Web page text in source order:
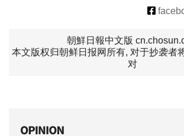
朝鮮日報中文版
本文版权归朝鲜日报网所有, 对于抄袭者
对